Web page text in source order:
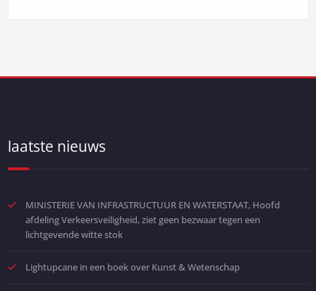
laatste nieuws
MINISTERIE VAN INFRASTRUCTUUR EN WATERSTAAT, Hoofd
afdeling Verkeersveiligheid, ziet geen bezwaar tegen een
lichtgevende witte stok
Lightupcane in een boek over Kunst & Wetenschap